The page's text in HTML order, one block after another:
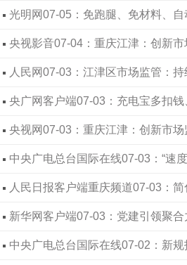
修”信用修复办结
光明网07-05：免跑腿、免材料、
企业信用修复推出一揽子智能举措
央视影音07-04：重庆江津：创新
答好发展民生两张答卷
人民网07-03：江津区市场监管：
境，筑牢民生保障防线
央广网客户端07-03：充电宝多扣钱
秤？“避坑指南”请收好
央视网07-03：重庆江津：创新市
好发展民生两张答卷
中央广电总台国际在线07-03：“速
解码重庆江津市场监管赋能高质量发
人民日报客户端重庆频道07-03：
办事、川渝通办！重庆出新规，企业
心
新华网客户端07-03：党建引领聚合
促发展——重庆万州以党建推动民营经
中央广电总台国际在线07-02：新